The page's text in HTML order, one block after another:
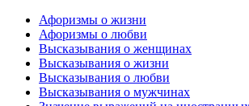
Афоризмы о жизни
Афоризмы о любви
Высказывания о женщинах
Высказывания о жизни
Высказывания о любви
Высказывания о мужчинах